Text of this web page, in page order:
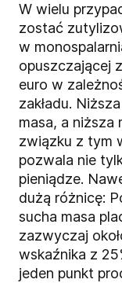
W wielu
zostać
w
opuszczającej
euro w
zakładu.
masa, a niższa
związku z tym
pozwala nie
pieniądze.
dużą różnicę:
sucha masa
zazwyczaj
wskaźnika z
jeden punkt